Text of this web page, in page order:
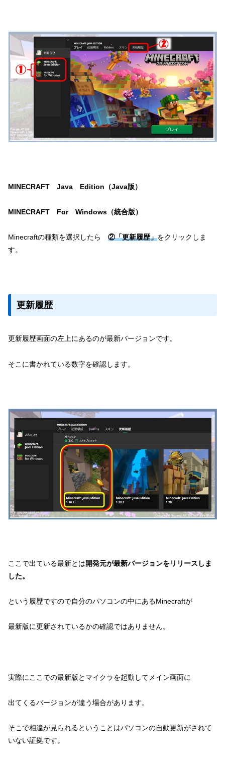
MINECRAFT Java Edition（Java版）
MINECRAFT For Windows（統合版）
Minecraftの種類を選択したら ②「更新履歴」をクリックしま
す。
更新履歴
更新履歴画面の左上にあるのが最新バージョンです。
そこに書かれている数字を確認します。
ここで出ている最新とは開発元が最新バージョンをリリースしま
した。
という履歴ですので自分のパソコンの中にあるMinecraftが
最新版に更新されているかの確認ではありません。
実際にここでの最新版とマイクラを起動してメイン画面に
出てくるバージョンが違う場合があります。
そこで相違が見られるということはパソコンの自動更新がされて
いない証拠です。